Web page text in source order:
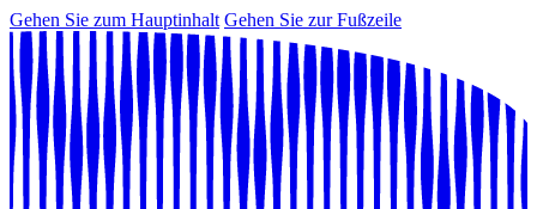
Gehen Sie zum Hauptinhalt Gehen Sie zur Fußzeile